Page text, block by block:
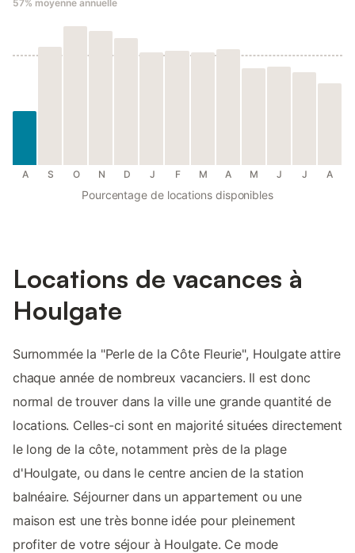
57% moyenne annuelle
A S O N D J F M A M J J A
Pourcentage de locations disponibles
Locations de vacances à
Houlgate
Surnommée la "Perle de la Côte Fleurie", Houlgate attire
chaque année de nombreux vacanciers. Il est donc
normal de trouver dans la ville une grande quantité de
locations. Celles-ci sont en majorité situées directement
le long de la côte, notamment près de la plage
d'Houlgate, ou dans le centre ancien de la station
balnéaire. Séjourner dans un appartement ou une
maison est une très bonne idée pour pleinement
profiter de votre séjour à Houlgate. Ce mode